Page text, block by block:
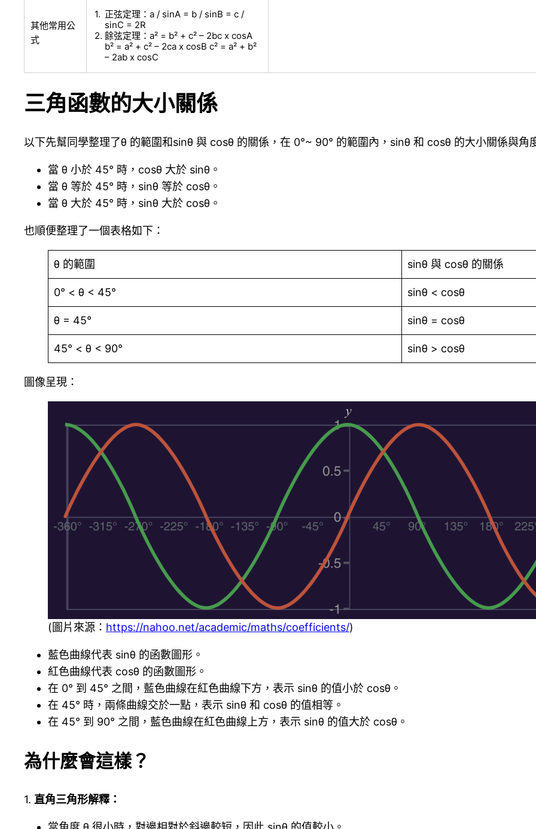
其他常用公
式
正弦定理：a / sinA = b / sinB = c /
sinC = 2R
餘弦定理：a² = b² + c² – 2bc x cosA
b² = a² + c² – 2ca x cosB c² = a² + b²
– 2ab x cosC
三角函數的大小關係
以下先幫同學整理了θ 的範圍和sinθ 與 cosθ 的關係，在 0°~ 90° 的範圍內，sinθ 和 cosθ 的大小關係與角
當 θ 小於 45° 時，cosθ 大於 sinθ。
當 θ 等於 45° 時，sinθ 等於 cosθ。
當 θ 大於 45° 時，sinθ 大於 cosθ。
也順便整理了一個表格如下：
θ 的範圍 sinθ 與 cosθ 的關係
0° < θ < 45° sinθ < cosθ
θ = 45° sinθ = cosθ
45° < θ < 90° sinθ > cosθ
圖像呈現：
(圖片來源： https://nahoo.net/academic/maths/coefficients/)
藍色曲線代表 sinθ 的函數圖形。
紅色曲線代表 cosθ 的函數圖形。
在 0° 到 45° 之間，藍色曲線在紅色曲線下方，表示 sinθ 的值小於 cosθ。
在 45° 時，兩條曲線交於一點，表示 sinθ 和 cosθ 的值相等。
在 45° 到 90° 之間，藍色曲線在紅色曲線上方，表示 sinθ 的值大於 cosθ。
為什麼會這樣？
1. 直角三角形解釋：